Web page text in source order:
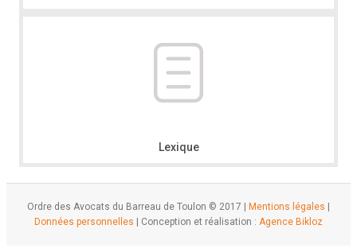
Lexique
Ordre des Avocats du Barreau de Toulon © 2017 | Mentions légales
Données personnelles | Conception et réalisation : Agence Bikloz